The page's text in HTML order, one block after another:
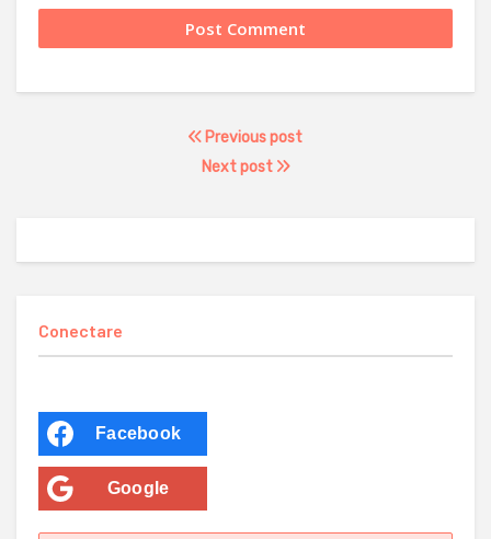
Previous post
Next post
Conectare
Facebook
Google